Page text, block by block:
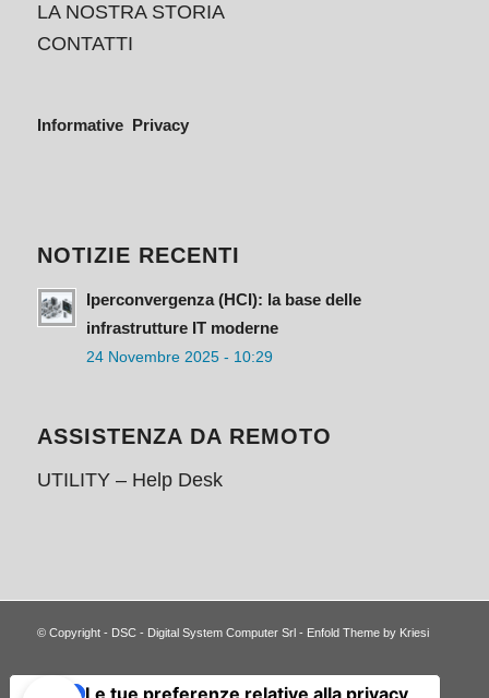
LA NOSTRA STORIA
CONTATTI
Informative Privacy
NOTIZIE RECENTI
Iperconvergenza (HCI): la base delle
infrastrutture IT moderne
24 Novembre 2025 - 10:29
ASSISTENZA DA REMOTO
UTILITY – Help Desk
© Copyright - DSC - Digital System Computer Srl- Enfold Theme by Kriesi
Le tue preferenze relative alla privacy